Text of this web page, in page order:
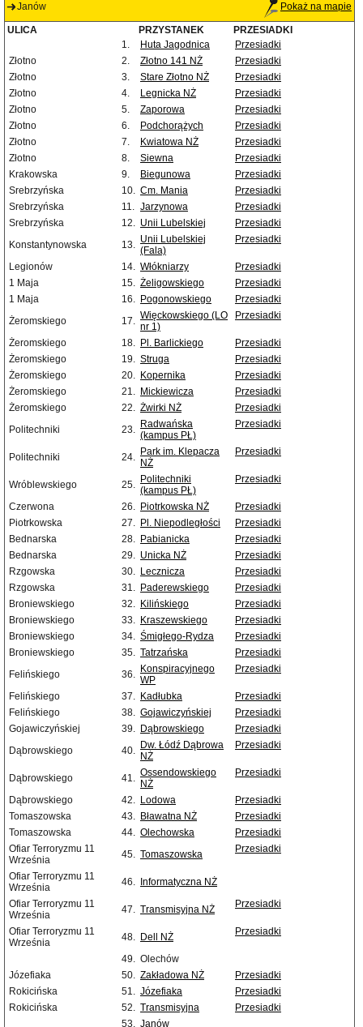
Janów Pokaż na mapie
ULICA PRZYSTANEK
PRZESIADKI
1.
Huta Jagodnica
Przesiadki
Złotno
2. Złotno 141 NŻ
Przesiadki
Złotno
3. Stare Złotno NŻ
Przesiadki
Złotno
4. Legnicka NŻ
Przesiadki
Złotno
5. Zaporowa
Przesiadki
Złotno
6. Podchorążych
Przesiadki
Złotno
7. Kwiatowa NŻ
Przesiadki
Złotno
8. Siewna
Przesiadki
Krakowska
9. Biegunowa
Przesiadki
Srebrzyńska
10. Cm. Mania
Przesiadki
Srebrzyńska
11. Jarzynowa
Przesiadki
Srebrzyńska
12. Unii Lubelskiej
Przesiadki
Konstantynowska
13. Unii Lubelskiej
(Fala)
Przesiadki
Legionów 14. Włókniarzy
Przesiadki
1 Maja
15. Żeligowskiego
Przesiadki
1 Maja
16. Pogonowskiego
Przesiadki
Żeromskiego
17. Więckowskiego (LO
nr 1)
Przesiadki
Żeromskiego 18. Pl. Barlickiego
Przesiadki
Żeromskiego
19. Struga
Przesiadki
Żeromskiego
20. Kopernika
Przesiadki
Żeromskiego
21. Mickiewicza
Przesiadki
Żeromskiego
22. Żwirki NŻ
Przesiadki
Politechniki
23. Radwańska
(kampus PŁ)
Przesiadki
Politechniki 24. Park im. Klepacza
NŻ
Przesiadki
Wróblewskiego 25. Politechniki
(kampus PŁ)
Przesiadki
Czerwona 26. Piotrkowska NŻ
Przesiadki
Piotrkowska
27. Pl. Niepodległości
Przesiadki
Bednarska
28. Pabianicka
Przesiadki
Bednarska
29. Unicka NŻ
Przesiadki
Rzgowska
30. Lecznicza
Przesiadki
Rzgowska
31. Paderewskiego
Przesiadki
Broniewskiego
32. Kilińskiego
Przesiadki
Broniewskiego
33. Kraszewskiego
Przesiadki
Broniewskiego
34. Śmigłego-Rydza
Przesiadki
Broniewskiego
35. Tatrzańska
Przesiadki
Felińskiego
36. Konspiracyjnego
WP
Przesiadki
Felińskiego 37. Kadłubka
Przesiadki
Felińskiego
38. Gojawiczyńskiej
Przesiadki
Gojawiczyńskiej
39. Dąbrowskiego
Przesiadki
Dąbrowskiego
40. Dw. Łódź Dąbrowa
NŻ
Przesiadki
Dąbrowskiego 41. Ossendowskiego
NŻ
Przesiadki
Dąbrowskiego 42. Lodowa
Przesiadki
Tomaszowska
43. Bławatna NŻ
Przesiadki
Tomaszowska
44. Olechowska
Przesiadki
Ofiar Terroryzmu 11
Września
45. Tomaszowska Przesiadki
Ofiar Terroryzmu 11
Września
46.
Informatyczna NŻ
Ofiar Terroryzmu 11
Września
47. Transmisyjna NŻ Przesiadki
Ofiar Terroryzmu 11
Września
48. Dell NŻ Przesiadki
49. Olechów
Józefiaka
50. Zakładowa NŻ
Przesiadki
Rokicińska
51. Józefiaka
Przesiadki
Rokicińska
52. Transmisyjna
Przesiadki
53. Janów